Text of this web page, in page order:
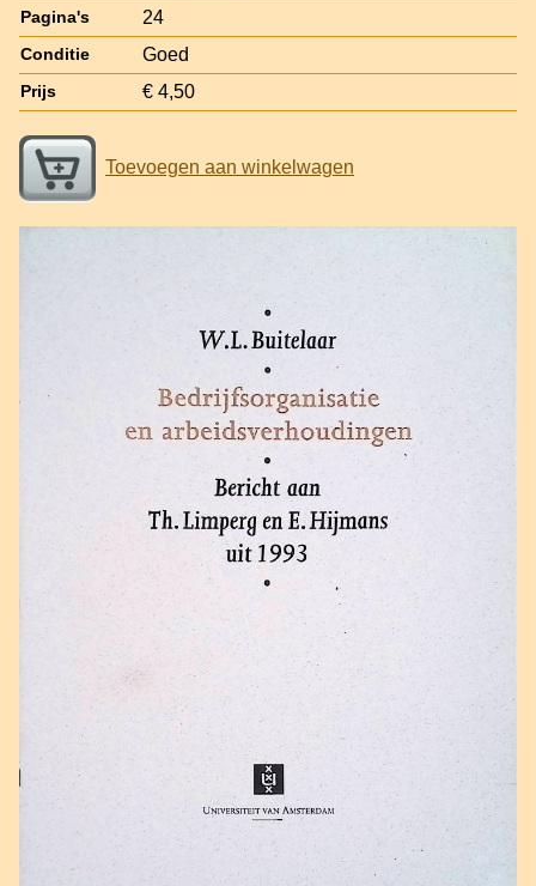
Pagina's 24
Conditie Goed
Prijs € 4,50
Toevoegen aan winkelwagen